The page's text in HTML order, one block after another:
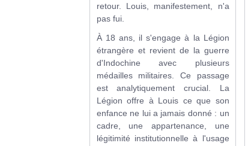
retour. Louis, manifestement, n'a
pas fui.
À 18 ans, il s'engage à la Légion
étrangère et revient de la guerre
d'Indochine avec plusieurs
médailles militaires. Ce passage
est analytiquement crucial. La
Légion offre à Louis ce que son
enfance ne lui a jamais donné : un
cadre, une appartenance, une
légitimité institutionnelle à l'usage